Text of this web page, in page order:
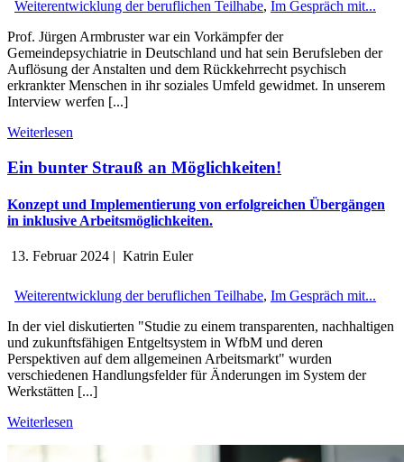
Weiterentwicklung der beruflichen Teilhabe, Im Gespräch mit...
Prof. Jürgen Armbruster war ein Vorkämpfer der
Gemeindepsychiatrie in Deutschland und hat sein Berufsleben der
Auflösung der Anstalten und dem Rückkehrrecht psychisch
erkrankter Menschen in ihr soziales Umfeld gewidmet. In unserem
Interview werfen [...]
Weiterlesen
Ein bunter Strauß an Möglichkeiten!
Konzept und Implementierung von erfolgreichen Übergängen
in inklusive Arbeitsmöglichkeiten.
13. Februar 2024 | Katrin Euler
Weiterentwicklung der beruflichen Teilhabe, Im Gespräch mit...
In der viel diskutierten "Studie zu einem transparenten, nachhaltigen
und zukunftsfähigen Entgeltsystem in WfbM und deren
Perspektiven auf dem allgemeinen Arbeitsmarkt" wurden
verschiedenen Handlungsfelder für Änderungen im System der
Werkstätten [...]
Weiterlesen